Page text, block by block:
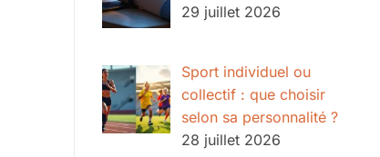
29 juillet 2026
Sport individuel ou
collectif : que choisir
selon sa personnalité ?
28 juillet 2026